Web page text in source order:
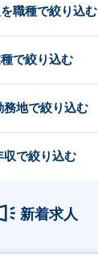
職種で絞り込む
で絞り込む
地で絞り込む
収で絞り込む
新着求人